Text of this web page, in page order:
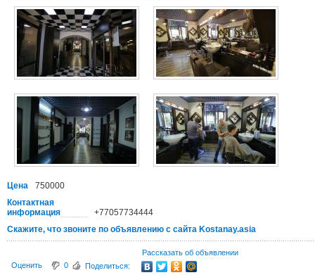
Цена
750000
Контактная
информация
+77057734444
Скажите, что звоните по объявлению с сайта Kostanay.asia
Рассказать об объявлении
Оценить
0 Поделиться: